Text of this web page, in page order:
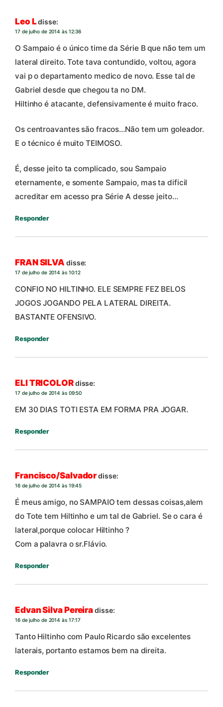
Leo Ldisse:
17 de julho de 2014 às 12:36
O Sampaio é o único time da Série B que não tem um
lateral direito. Tote tava contundido, voltou, agora
vai p o departamento medico de novo. Esse tal de
Gabriel desde que chegou ta no DM.
Hiltinho é atacante, defensivamente é muito fraco.
Os centroavantes são fracos…Não tem um goleador.
E o técnico é muito TEIMOSO.
É, desse jeito ta complicado, sou Sampaio
eternamente, e somente Sampaio, mas ta dificil
acreditar em acesso pra Série A desse jeito…
Responder
FRAN SILVA disse:
17 de julho de 2014 às 10:12
CONFIO NO HILTINHO. ELE SEMPRE FEZ BELOS
JOGOS JOGANDO PELA LATERAL DIREITA.
BASTANTE OFENSIVO.
Responder
ELI TRICOLORdisse:
17 de julho de 2014 às 09:50
EM 30 DIAS TOTI ESTA EM FORMA PRA JOGAR.
Responder
Francisco/Salvadordisse:
16 de julho de 2014 às 19:45
É meus amigo, no SAMPAIO tem dessas coisas,alem
do Tote tem Hiltinho e um tal de Gabriel. Se o cara é
lateral,porque colocar Hiltinho ?
Com a palavra o sr.Flávio.
Responder
Edvan Silva Pereiradisse:
16 de julho de 2014 às 17:17
Tanto Hiltinho com Paulo Ricardo são excelentes
laterais, portanto estamos bem na direita.
Responder